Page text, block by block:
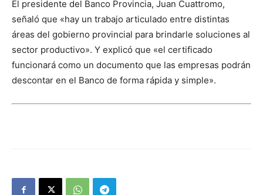
El presidente del Banco Provincia, Juan Cuattromo,
señaló que «hay un trabajo articulado entre distintas
áreas del gobierno provincial para brindarle soluciones al
sector productivo». Y explicó que «el certificado
funcionará como un documento que las empresas podrán
descontar en el Banco de forma rápida y simple».